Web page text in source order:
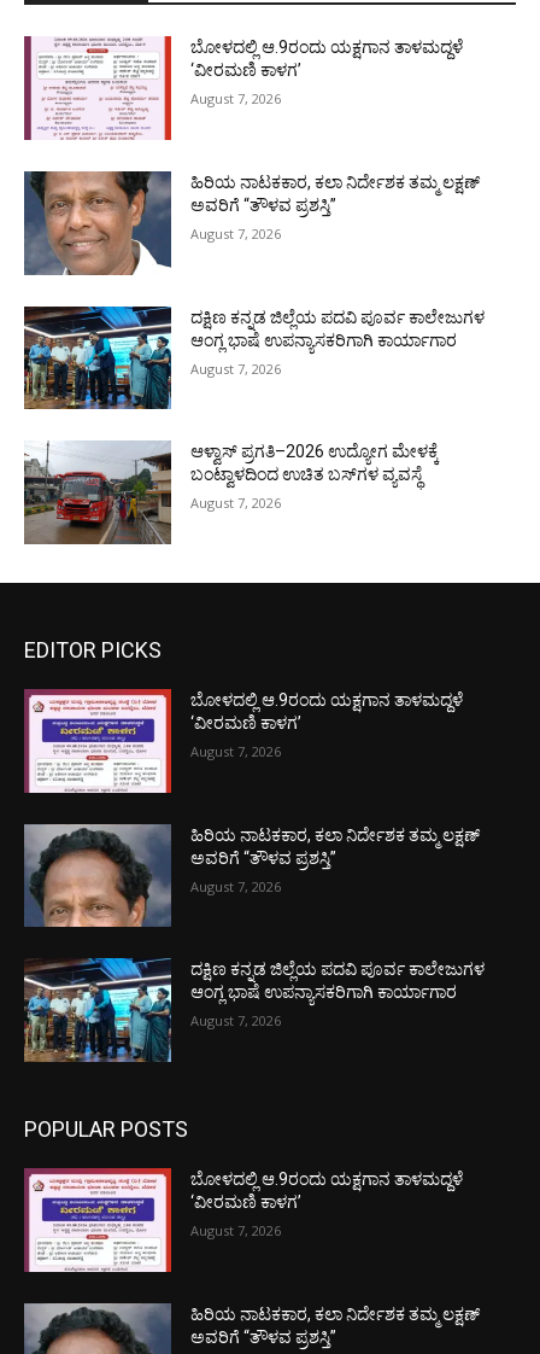
ಬೋಳದಲ್ಲಿ ಆ.9ರಂದು ಯಕ್ಷಗಾನ ತಾಳಮದ್ದಳೆ
‘ವೀರಮಣಿ ಕಾಳಗ’
August 7, 2026
ಹಿರಿಯ ನಾಟಕಕಾರ, ಕಲಾ ನಿರ್ದೇಶಕ ತಮ್ಮ ಲಕ್ಷಣ್
ಅವರಿಗೆ “ತೌಳವ ಪ್ರಶಸ್ತಿ”
August 7, 2026
ದಕ್ಷಿಣ ಕನ್ನಡ ಜಿಲ್ಲೆಯ ಪದವಿ ಪೂರ್ವ ಕಾಲೇಜುಗಳ
ಆಂಗ್ಲ ಭಾಷೆ ಉಪನ್ಯಾಸಕರಿಗಾಗಿ ಕಾರ್ಯಾಗಾರ
August 7, 2026
ಆಳ್ವಾಸ್ ಪ್ರಗತಿ–2026 ಉದ್ಯೋಗ ಮೇಳಕ್ಕೆ
ಬಂಟ್ವಾಳದಿಂದ ಉಚಿತ ಬಸ್‌ಗಳ ವ್ಯವಸ್ಥೆ
August 7, 2026
EDITOR PICKS
ಬೋಳದಲ್ಲಿ ಆ.9ರಂದು ಯಕ್ಷಗಾನ ತಾಳಮದ್ದಳೆ
‘ವೀರಮಣಿ ಕಾಳಗ’
August 7, 2026
ಹಿರಿಯ ನಾಟಕಕಾರ, ಕಲಾ ನಿರ್ದೇಶಕ ತಮ್ಮ ಲಕ್ಷಣ್
ಅವರಿಗೆ “ತೌಳವ ಪ್ರಶಸ್ತಿ”
August 7, 2026
ದಕ್ಷಿಣ ಕನ್ನಡ ಜಿಲ್ಲೆಯ ಪದವಿ ಪೂರ್ವ ಕಾಲೇಜುಗಳ
ಆಂಗ್ಲ ಭಾಷೆ ಉಪನ್ಯಾಸಕರಿಗಾಗಿ ಕಾರ್ಯಾಗಾರ
August 7, 2026
POPULAR POSTS
ಬೋಳದಲ್ಲಿ ಆ.9ರಂದು ಯಕ್ಷಗಾನ ತಾಳಮದ್ದಳೆ
‘ವೀರಮಣಿ ಕಾಳಗ’
August 7, 2026
ಹಿರಿಯ ನಾಟಕಕಾರ, ಕಲಾ ನಿರ್ದೇಶಕ ತಮ್ಮ ಲಕ್ಷಣ್
ಅವರಿಗೆ “ತೌಳವ ಪ್ರಶಸ್ತಿ”